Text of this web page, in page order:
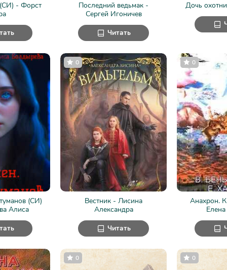
- Форст
Последний ведьмак -
Сергей Игоничев
Читать
Дочь
(СИ)
Алиса
Вестник - Лисина
Александра
0
Читать
Анахрон.
0
0 0